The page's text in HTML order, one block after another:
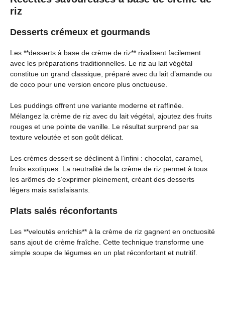
riz
Desserts crémeux et gourmands
Les **desserts à base de crème de riz** rivalisent facilement
avec les préparations traditionnelles. Le riz au lait végétal
constitue un grand classique, préparé avec du lait d’amande ou
de coco pour une version encore plus onctueuse.
Les puddings offrent une variante moderne et raffinée.
Mélangez la crème de riz avec du lait végétal, ajoutez des fruits
rouges et une pointe de vanille. Le résultat surprend par sa
texture veloutée et son goût délicat.
Les crèmes dessert se déclinent à l’infini : chocolat, caramel,
fruits exotiques. La neutralité de la crème de riz permet à tous
les arômes de s’exprimer pleinement, créant des desserts
légers mais satisfaisants.
Plats salés réconfortants
Les **veloutés enrichis** à la crème de riz gagnent en onctuosité
sans ajout de crème fraîche. Cette technique transforme une
simple soupe de légumes en un plat réconfortant et nutritif.